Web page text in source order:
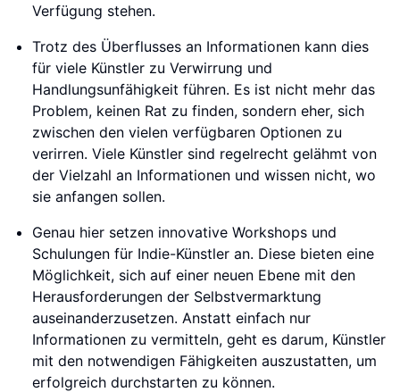
Verfügung stehen.
Trotz des Überflusses an Informationen kann dies
für viele Künstler zu Verwirrung und
Handlungsunfähigkeit führen. Es ist nicht mehr das
Problem, keinen Rat zu finden, sondern eher, sich
zwischen den vielen verfügbaren Optionen zu
verirren. Viele Künstler sind regelrecht gelähmt von
der Vielzahl an Informationen und wissen nicht, wo
sie anfangen sollen.
Genau hier setzen innovative Workshops und
Schulungen für Indie-Künstler an. Diese bieten eine
Möglichkeit, sich auf einer neuen Ebene mit den
Herausforderungen der Selbstvermarktung
auseinanderzusetzen. Anstatt einfach nur
Informationen zu vermitteln, geht es darum, Künstler
mit den notwendigen Fähigkeiten auszustatten, um
erfolgreich durchstarten zu können.